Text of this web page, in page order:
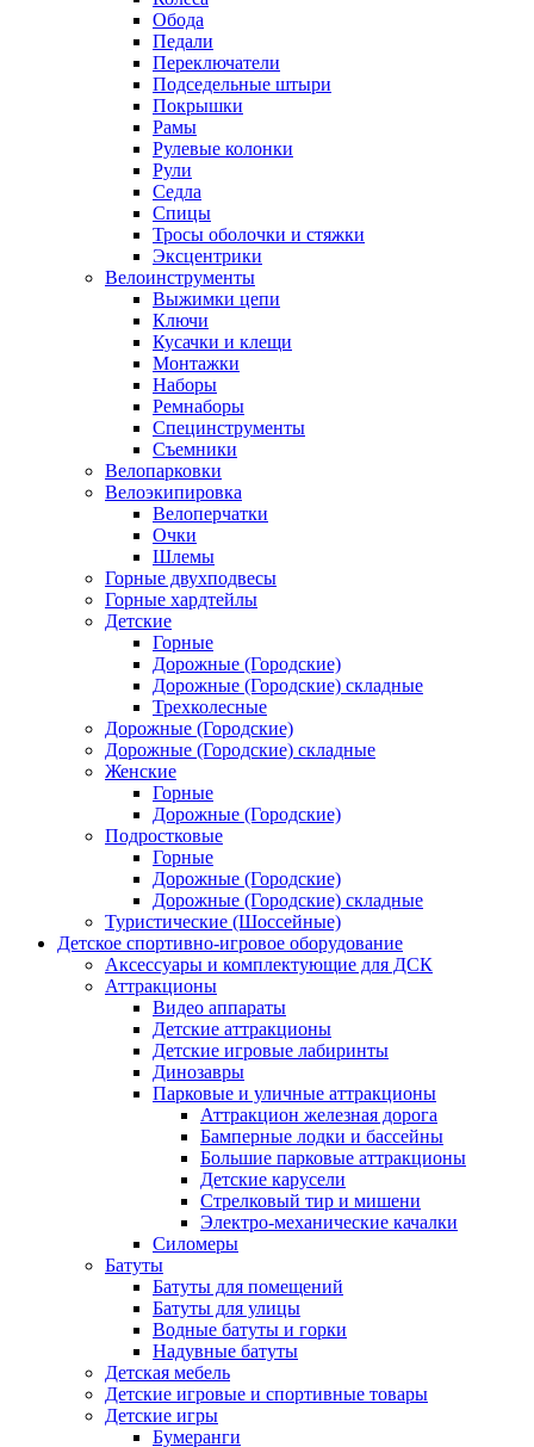
Обода
Педали
Переключатели
Подседельные штыри
Покрышки
Рамы
Рулевые колонки
Рули
Седла
Спицы
Тросы оболочки и стяжки
Эксцентрики
Велоинструменты
Выжимки цепи
Ключи
Кусачки и клещи
Монтажки
Наборы
Ремнаборы
Специнструменты
Съемники
Велопарковки
Велоэкипировка
Велоперчатки
Очки
Шлемы
Горные двухподвесы
Горные хардтейлы
Детские
Горные
Дорожные (Городские)
Дорожные (Городские) складные
Трехколесные
Дорожные (Городские)
Дорожные (Городские) складные
Женские
Горные
Дорожные (Городские)
Подростковые
Горные
Дорожные (Городские)
Дорожные (Городские) складные
Туристические (Шоссейные)
Детское спортивно-игровое оборудование
Аксессуары и комплектующие для ДСК
Аттракционы
Видео аппараты
Детские аттракционы
Детские игровые лабиринты
Динозавры
Парковые и уличные аттракционы
Аттракцион железная дорога
Бамперные лодки и бассейны
Большие парковые аттракционы
Детские карусели
Стрелковый тир и мишени
Электро-механические качалки
Силомеры
Батуты
Батуты для помещений
Батуты для улицы
Водные батуты и горки
Надувные батуты
Детская мебель
Детские игровые и спортивные товары
Детские игры
Бумеранги